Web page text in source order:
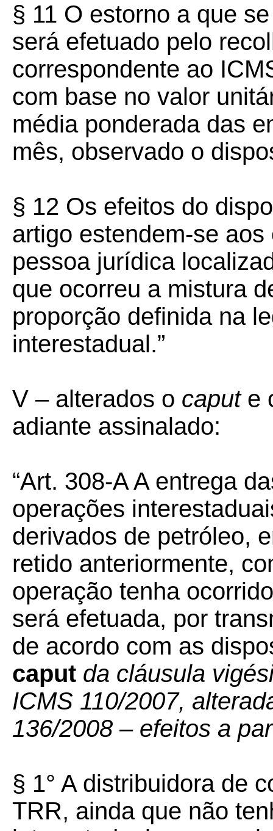
§ 11 O estorno a que
será efetuado pelo
correspondente ao
com base no valor
média ponderada das
mês, observado o
§ 12 Os efeitos do
artigo estendem-se
pessoa jurídica
que ocorreu a mistura
proporção definida na
interestadual.”
V – alterados o caput e
adiante assinalado:
“Art. 308-A A entrega
operações
derivados de petróleo,
retido anteriormente,
operação tenha
será efetuada, por
de acordo com as
caput da cláusula
ICMS 110/2007,
136/2008 – efeitos a
§ 1° A distribuidora de
TRR, ainda que não